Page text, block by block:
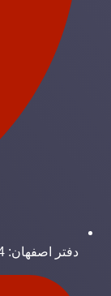
دفتر اصفهان: 983136247584+